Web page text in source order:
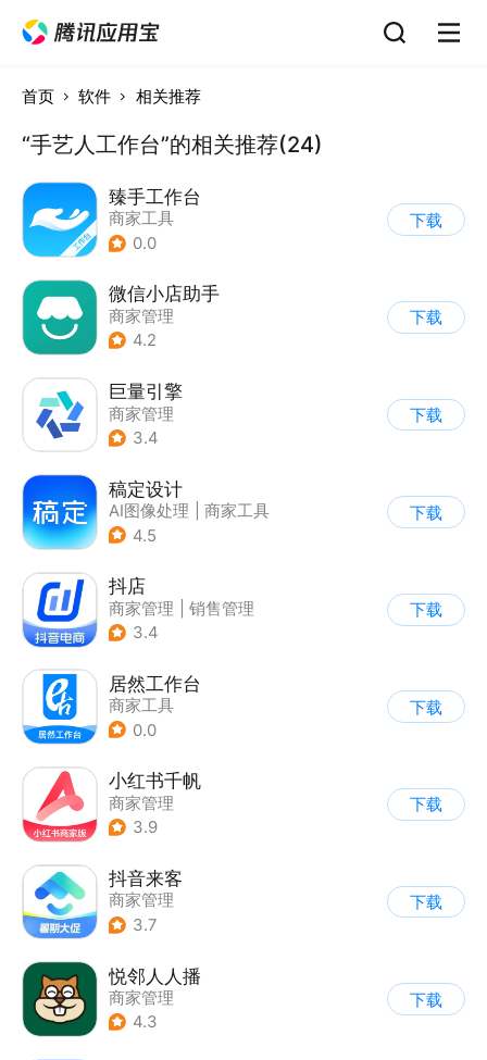
首页 软件 相关推荐
“手艺人工作台”的相关推荐(24)
臻手工作台
商家工具
0.0
下载
微信小店助手
商家管理
4.2
下载
巨量引擎
商家管理
3.4
下载
稿定设计
AI图像处理
商家工具
4.5
下载
抖店
商家管理
销售管理
3.4
下载
居然工作台
商家工具
0.0
下载
小红书千帆
商家管理
3.9
下载
抖音来客
商家管理
3.7
下载
悦邻人人播
商家管理
4.3
下载